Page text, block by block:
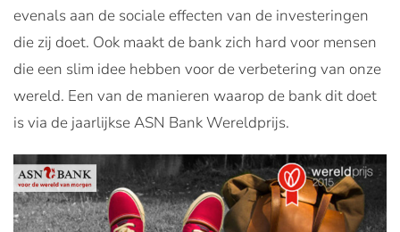
evenals aan de sociale effecten van de investeringen
die zij doet. Ook maakt de bank zich hard voor mensen
die een slim idee hebben voor de verbetering van onze
wereld. Een van de manieren waarop de bank dit doet
is via de jaarlijkse ASN Bank Wereldprijs.